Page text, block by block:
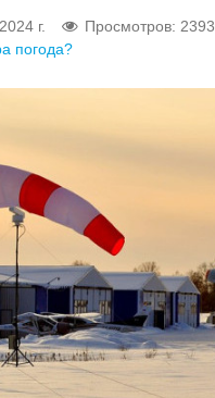
г. Просмотров: 2393
погода?